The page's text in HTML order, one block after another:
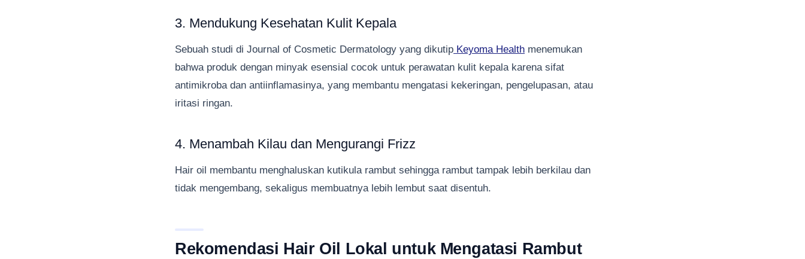
3. Mendukung Kesehatan Kulit Kepala
Sebuah studi di Journal of Cosmetic Dermatology yang dikutip Keyoma Health menemukan
bahwa produk dengan minyak esensial cocok untuk perawatan kulit kepala karena sifat
antimikroba dan antiinflamasinya, yang membantu mengatasi kekeringan, pengelupasan, atau
iritasi ringan.
4. Menambah Kilau dan Mengurangi Frizz
Hair oil membantu menghaluskan kutikula rambut sehingga rambut tampak lebih berkilau dan
tidak mengembang, sekaligus membuatnya lebih lembut saat disentuh.
Rekomendasi Hair Oil Lokal untuk Mengatasi Rambut